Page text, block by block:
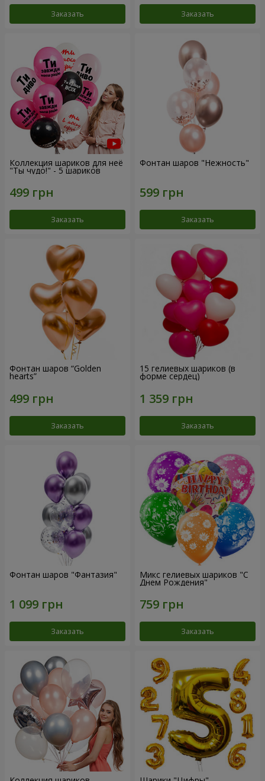
Заказать Заказать
Коллекция шариков для неё
"Ты чудо!" - 5 шариков
Заказать
Фонтан шаров "Нежность"
Заказать
Фонтан шаров “Golden
hearts”
Заказать
15 гелиевых шариков (в
форме сердец)
Заказать
Фонтан шаров "Фантазия"
Заказать
Микс гелиевых шариков "C
Днем Рождения"
Заказать